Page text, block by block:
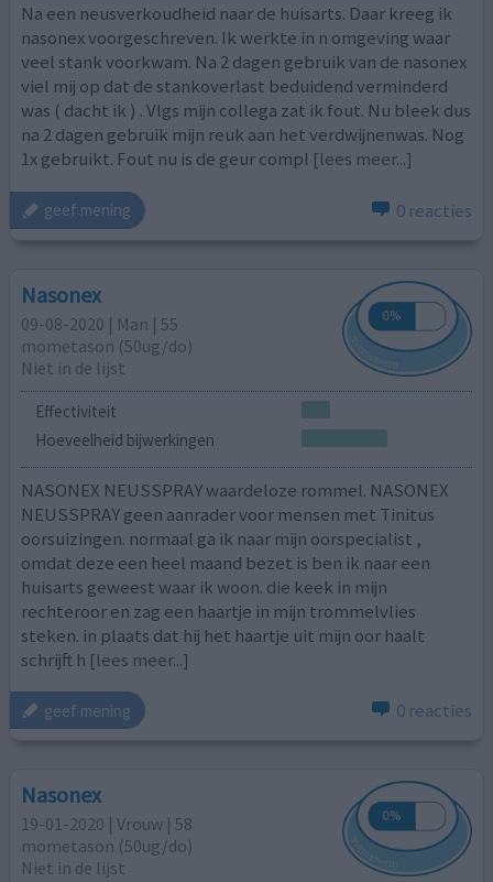
Na een neusverkoudheid naar de huisarts. Daar kreeg ik
nasonex voorgeschreven. Ik werkte in n omgeving waar
veel stank voorkwam. Na 2 dagen gebruik van de nasonex
viel mij op dat de stankoverlast beduidend verminderd
was ( dacht ik ) . Vlgs mijn collega zat ik fout. Nu bleek dus
na 2 dagen gebruik mijn reuk aan het verdwijnenwas. Nog
1x gebruikt. Fout nu is de geur compl [lees meer...]
geef mening 0 reacties
Nasonex
09-08-2020 | Man | 55
mometason (50ug/do)
Niet in de lijst
Effectiviteit
Hoeveelheid bijwerkingen
NASONEX NEUSSPRAY waardeloze rommel. NASONEX
NEUSSPRAY geen aanrader voor mensen met Tinitus
oorsuizingen. normaal ga ik naar mijn oorspecialist ,
omdat deze een heel maand bezet is ben ik naar een
huisarts geweest waar ik woon. die keek in mijn
rechteroor en zag een haartje in mijn trommelvlies
steken. in plaats dat hij het haartje uit mijn oor haalt
schrijft h [lees meer...]
geef mening 0 reacties
Nasonex
19-01-2020 | Vrouw | 58
mometason (50ug/do)
Niet in de lijst